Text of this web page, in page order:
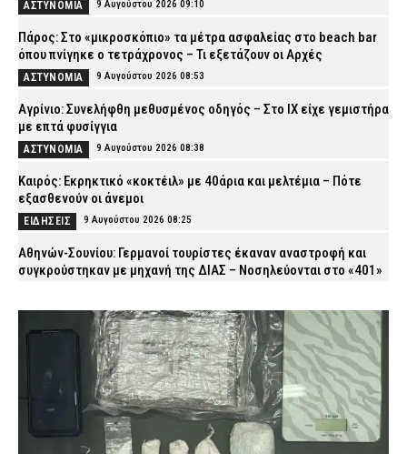
ΑΣΤΥΝΟΜΙΑ 9 Αυγούστου 2026 09:10
Πάρος: Στο «μικροσκόπιο» τα μέτρα ασφαλείας στο beach bar
όπου πνίγηκε ο τετράχρονος – Τι εξετάζουν οι Αρχές
ΑΣΤΥΝΟΜΙΑ 9 Αυγούστου 2026 08:53
Αγρίνιο: Συνελήφθη μεθυσμένος οδηγός – Στο ΙΧ είχε γεμιστήρα
με επτά φυσίγγια
ΑΣΤΥΝΟΜΙΑ 9 Αυγούστου 2026 08:38
Καιρός: Eκρηκτικό «κοκτέιλ» με 40άρια και μελτέμια – Πότε
εξασθενούν οι άνεμοι
ΕΙΔΗΣΕΙΣ 9 Αυγούστου 2026 08:25
Αθηνών-Σουνίου: Γερμανοί τουρίστες έκαναν αναστροφή και
συγκρούστηκαν με μηχανή της ΔΙΑΣ – Νοσηλεύονται στο «401»
ΑΣΤΥΝΟΜΙΑ 9 Αυγούστου 2026 08:09
Νάξος: Ιστιοφόρο με έξι επιβαίνοντες προσάραξε σε βραχώδη
9 Αυγούστου 2026 07:55
«The Odyssey»: Ξεπέρασε τα 911 εκατ. δολάρια στο box office –
Έτοιμη να γίνει η μεγαλύτερη επιτυχία του Christopher Nolan